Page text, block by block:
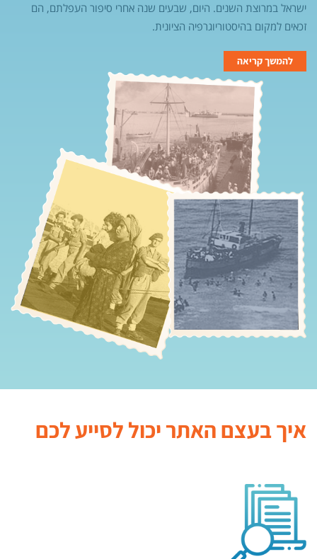
ישראל במרוצת השנים. היום, שבעים שנה אחרי סיפור העפלתם, הם
זכאים למקום בהיסטוריוגרפיה הציונית.
להמשך קריאה
איך בעצם האתר יכול לסייע לכם